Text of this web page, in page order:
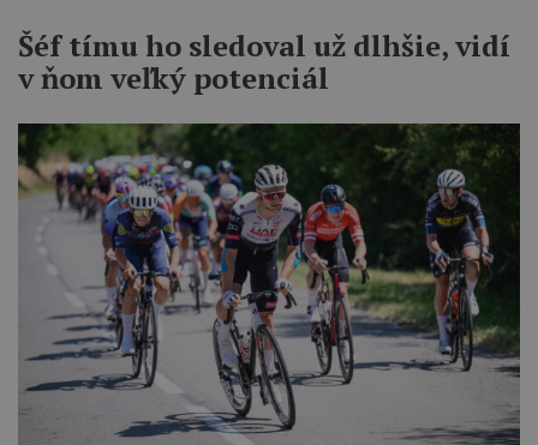
Šéf tímu ho sledoval už dlhšie, vidí
v ňom veľký potenciál